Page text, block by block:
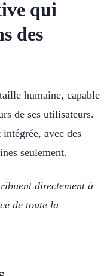
qui
des
humaine, capable
de ses utilisateurs.
avec des
seulement.
directement à
de toute la